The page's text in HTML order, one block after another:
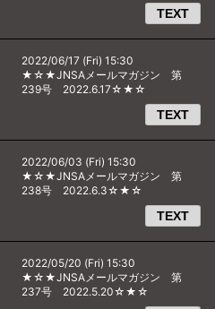
TEXT
2022/06/17 (Fri) 15:30
★☆★JNSAメールマガジン 第
239号 2022.6.17☆★☆
TEXT
2022/06/03 (Fri) 15:30
★☆★JNSAメールマガジン 第
238号 2022.6.3☆★☆
TEXT
2022/05/20 (Fri) 15:30
★☆★JNSAメールマガジン 第
237号 2022.5.20☆★☆